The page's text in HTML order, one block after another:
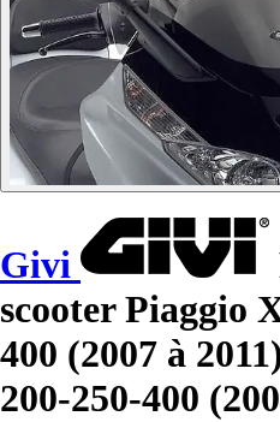
Givi
scooter Piaggio
400 (2007 à
200-250-400